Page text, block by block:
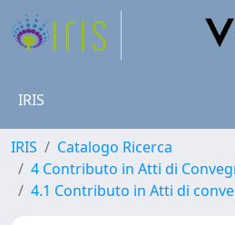
IRIS
IRIS
Catalogo Ricerca
4 Contributo in Atti di
4.1 Contributo in Atti di